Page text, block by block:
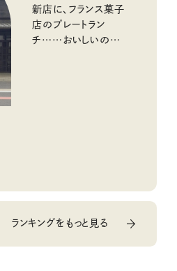
新店に、フランス菓子
店のプレートラン
チ……おいしいのんび
ランキングをもっと見る